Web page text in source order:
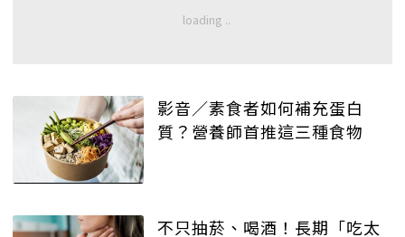
影音／素食者如何補充蛋白
質？營養師首推這三種食物
不只抽菸、喝酒！長期「吃太